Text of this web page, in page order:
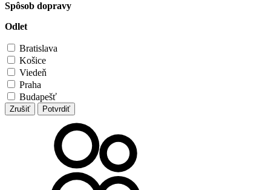
Spôsob dopravy
Odlet
Bratislava
Košice
Viedeň
Praha
Budapešť
Zrušiť Potvrdiť